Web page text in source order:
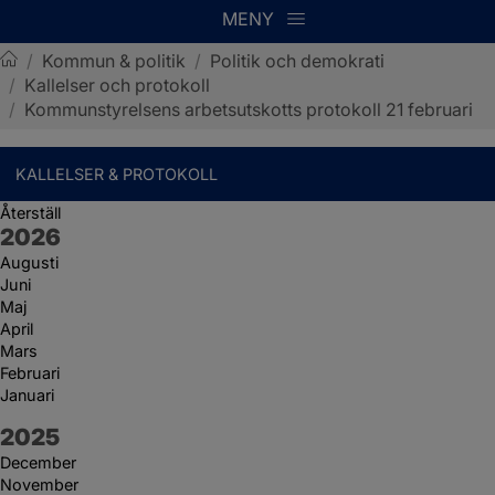
MENY
Sotenäs kommun
/ Kommun & politik / Politik och demokrati
/ Kallelser och protokoll
/ Kommunstyrelsens arbetsutskotts protokoll 21 februari
KALLELSER & PROTOKOLL
Återställ
År:
2026
Augusti
Juni
Maj
April
Mars
Februari
Januari
År:
2025
December
November